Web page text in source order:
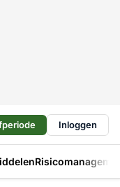
Inloggen